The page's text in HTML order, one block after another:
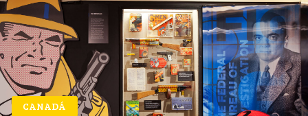
CANADÁ